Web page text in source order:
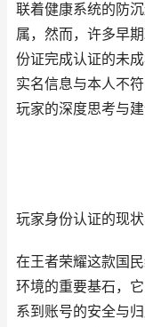
联着健康系统的防
属，然而，许多早
份证完成认证的未
实名信息与本人不
玩家的深度思考与
玩家身份认证的现
在王者荣耀这款国
环境的重要基石，
系到账号的安全与